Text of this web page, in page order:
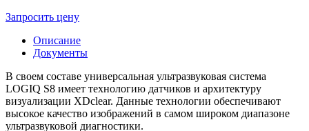
Запросить цену
Описание
Документы
В своем составе универсальная ультразвуковая система
LOGIQ S8 имеет технологию датчиков и архитектуру
визуализации XDclear. Данные технологии обеспечивают
высокое качество изображений в самом широком диапазоне
ультразвуковой диагностики.